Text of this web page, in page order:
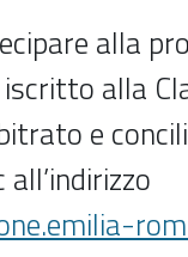
alla
alla
e